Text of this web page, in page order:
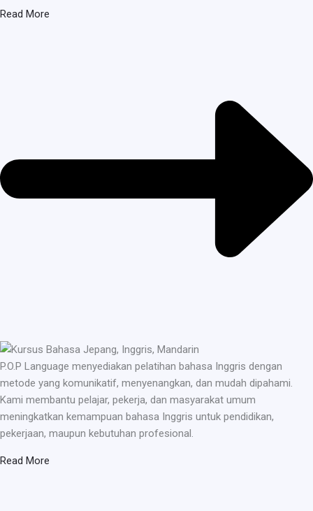
Read More
P.O.P Language menyediakan pelatihan bahasa Inggris dengan
metode yang komunikatif, menyenangkan, dan mudah dipahami.
Kami membantu pelajar, pekerja, dan masyarakat umum
meningkatkan kemampuan bahasa Inggris untuk pendidikan,
pekerjaan, maupun kebutuhan profesional.
Read More